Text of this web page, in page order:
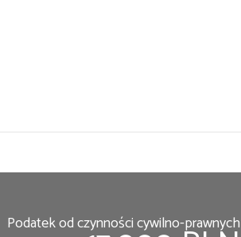
Podatek od czynności cywilno-prawnych